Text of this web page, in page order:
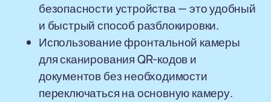
безопасности устройства — это удобный
и быстрый способ разблокировки.
Использование фронтальной камеры
для сканирования QR-кодов и
документов без необходимости
переключаться на основную камеру.